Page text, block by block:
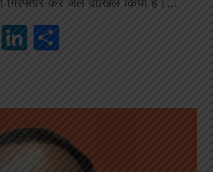
Threads
LinkedIn